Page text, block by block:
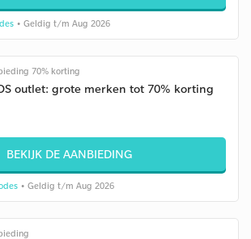
• Geldig t/m Aug 2026
70% korting
outlet: grote merken tot 70% korting
BEKIJK DE AANBIEDING
• Geldig t/m Aug 2026